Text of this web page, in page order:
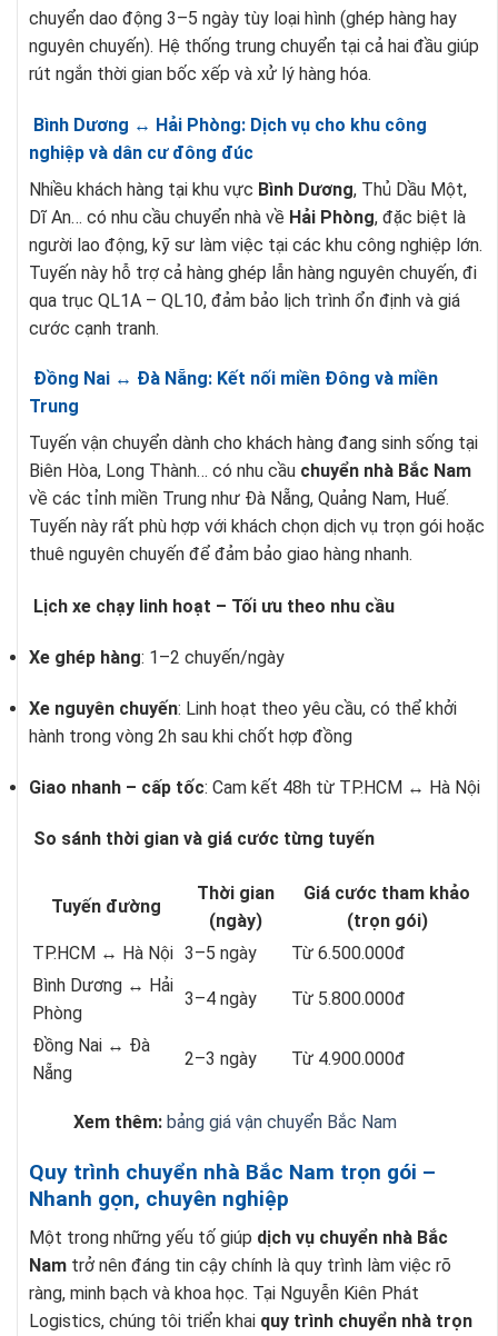
chuyển dao động 3–5 ngày tùy loại hình (ghép hàng hay
nguyên chuyến). Hệ thống trung chuyển tại cả hai đầu giúp
rút ngắn thời gian bốc xếp và xử lý hàng hóa.
Bình Dương ↔ Hải Phòng: Dịch vụ cho khu công
nghiệp và dân cư đông đúc
Nhiều khách hàng tại khu vực Bình Dương, Thủ Dầu Một,
Dĩ An… có nhu cầu chuyển nhà về Hải Phòng, đặc biệt là
người lao động, kỹ sư làm việc tại các khu công nghiệp lớn.
Tuyến này hỗ trợ cả hàng ghép lẫn hàng nguyên chuyến, đi
qua trục QL1A – QL10, đảm bảo lịch trình ổn định và giá
cước cạnh tranh.
Đồng Nai ↔ Đà Nẵng: Kết nối miền Đông và miền
Trung
Tuyến vận chuyển dành cho khách hàng đang sinh sống tại
Biên Hòa, Long Thành… có nhu cầu chuyển nhà Bắc Nam
về các tỉnh miền Trung như Đà Nẵng, Quảng Nam, Huế.
Tuyến này rất phù hợp với khách chọn dịch vụ trọn gói hoặc
thuê nguyên chuyến để đảm bảo giao hàng nhanh.
Lịch xe chạy linh hoạt – Tối ưu theo nhu cầu
Xe ghép hàng: 1–2 chuyến/ngày
Xe nguyên chuyến: Linh hoạt theo yêu cầu, có thể khởi
hành trong vòng 2h sau khi chốt hợp đồng
Giao nhanh – cấp tốc: Cam kết 48h từ TP.HCM ↔ Hà Nội
So sánh thời gian và giá cước từng tuyến
Tuyến đường
Thời gian
(ngày)
Giá cước tham khảo
(trọn gói)
TP.HCM ↔ Hà Nội 3–5 ngày
Từ 6.500.000đ
Bình Dương ↔ Hải
Phòng
3–4 ngày Từ 5.800.000đ
Đồng Nai ↔ Đà
Nẵng
2–3 ngày Từ 4.900.000đ
Xem thêm: bảng giá vận chuyển Bắc Nam
Quy trình chuyển nhà Bắc Nam trọn gói –
Nhanh gọn, chuyên nghiệp
Một trong những yếu tố giúp dịch vụ chuyển nhà Bắc
Nam trở nên đáng tin cậy chính là quy trình làm việc rõ
ràng, minh bạch và khoa học. Tại Nguyễn Kiên Phát
Logistics, chúng tôi triển khai quy trình chuyển nhà trọn